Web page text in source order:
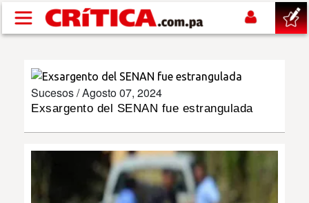
Pasar al contenido principal
SUCESOS
Sucesos /Agosto 07, 2024
Exsargento del SENAN fue estrangulada